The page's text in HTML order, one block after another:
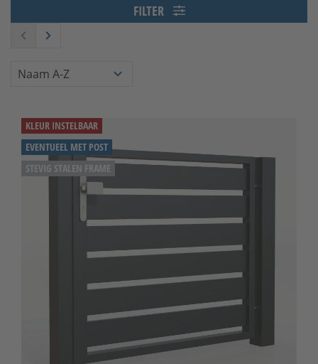
FILTER
KLEUR INSTELBAAR
EVENTUEEL MET POST
STEVIG STALEN FRAME